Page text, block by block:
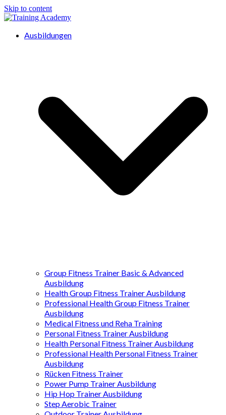
Skip to content
Ausbildungen
Group Fitness Trainer Basic & Advanced
Ausbildung
Health Group Fitness Trainer Ausbildung
Professional Health Group Fitness Trainer
Ausbildung
Medical Fitness und Reha Training
Personal Fitness Trainer Ausbildung
Health Personal Fitness Trainer Ausbildung
Professional Health Personal Fitness Trainer
Ausbildung
Rücken Fitness Trainer
Power Pump Trainer Ausbildung
Hip Hop Trainer Ausbildung
Step Aerobic Trainer